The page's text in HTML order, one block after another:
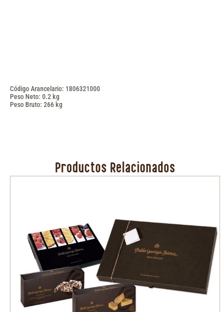
Código Arancelario: 1806321000
Peso Neto: 0.2 kg
Peso Bruto: 266 kg
Productos Relacionados